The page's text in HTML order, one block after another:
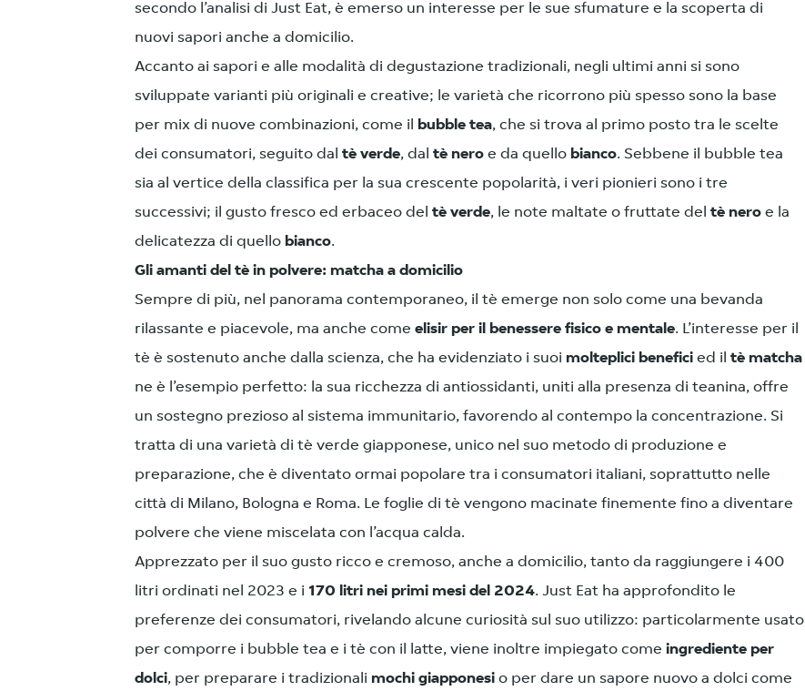
secondo l’analisi di Just Eat, è emerso un interesse per le sue sfumature e la scoperta di
nuovi sapori anche a domicilio.
Accanto ai sapori e alle modalità di degustazione tradizionali, negli ultimi anni si sono
sviluppate varianti più originali e creative; le varietà che ricorrono più spesso sono la base
per mix di nuove combinazioni, come il
bubble tea, che si trova al primo posto tra le scelte
dei consumatori, seguito dal tè verde, dal tè nero e da quello bianco. Sebbene il bubble tea
sia al vertice della classifica per la sua crescente popolarità, i veri pionieri sono i tre
successivi; il gusto fresco ed erbaceo del tè verde, le note maltate o fruttate del tè nero e la
delicatezza di quello bianco.
Gli amanti del tè in polvere: matcha a domicilio
Sempre di più, nel panorama contemporaneo, il tè emerge non solo come una bevanda
rilassante e piacevole, ma anche come elisir per il benessere fisico e mentale. L’interesse per il
tè è sostenuto anche dalla scienza, che ha evidenziato i suoi molteplici benefici ed il tè matcha
ne è l’esempio perfetto: la sua ricchezza di antiossidanti, uniti alla presenza di teanina, offre
un sostegno prezioso al sistema immunitario, favorendo al contempo la concentrazione. Si
tratta di una varietà di tè verde giapponese, unico nel suo metodo di produzione e
preparazione, che è diventato ormai popolare tra i consumatori italiani, soprattutto nelle
città di Milano, Bologna e Roma. Le foglie di tè vengono macinate finemente fino a diventare
polvere che viene miscelata con l’acqua calda.
Apprezzato per il suo gusto ricco e cremoso, anche a domicilio, tanto da raggiungere i 400
litri ordinati nel 2023 e i 170 litri nei primi mesi del 2024. Just Eat ha approfondito le
preferenze dei consumatori, rivelando alcune curiosità sul suo utilizzo: particolarmente usato
per comporre i bubble tea e i tè con il latte, viene inoltre impiegato come ingrediente per
dolci, per preparare i tradizionali mochi giapponesi o per dare un sapore nuovo a dolci come